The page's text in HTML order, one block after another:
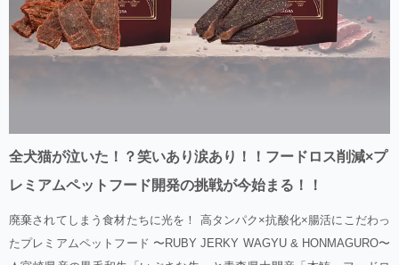
全犬猫が泣いた！？笑いあり涙あり！！フードロス削減×プ
レミアムペットフード開発の挑戦が今始まる！！
廃棄されてしまう食材たちに光を！ 高タンパク×抗酸化×腸活にこだわっ
たプレミアムペットフード 〜RUBY JERKY WAGYU & HONMAGURO〜